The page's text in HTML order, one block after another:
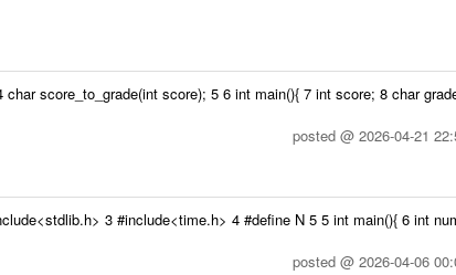
score_to_grade(int score); 5 6 int main(){ 7 int score; 8 char
posted @ 2026-04-21
3 #include<time.h> 4 #define N 5 5 int main(){ 6 int
posted @ 2026-04-06